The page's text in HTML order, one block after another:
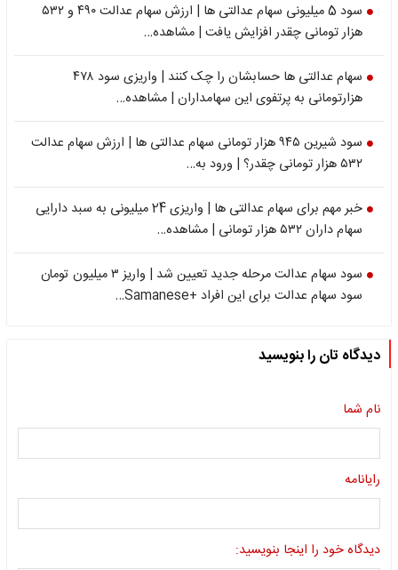
سود 5 میلیونی سهام عدالتی ها | ارزش سهام عدالت ۴۹۰ و ۵۳۲
هزار تومانی چقدر افزایش یافت | مشاهده…
سهام عدالتی ها حسابشان را چک کنند | واریزی سود ۴۷۸
هزارتومانی به پرتفوی این سهامداران | مشاهده…
سود شیرین ۹۴۵ هزار تومانی سهام عدالتی ها | ارزش سهام عدالت
۵۳۲ هزار تومانی چقدر؟ | ورود به…
خبر مهم برای سهام عدالتی ها | واریزی 24 میلیونی به سبد دارایی
سهام داران ۵۳۲ هزار تومانی | مشاهده…
سود سهام عدالت مرحله جدید تعیین شد | واریز ۳ میلیون تومان
سود سهام عدالت برای این افراد +Samanese…
دیدگاه تان را بنویسید
نام شما
رایانامه
دیدگاه خود را اینجا بنویسید: